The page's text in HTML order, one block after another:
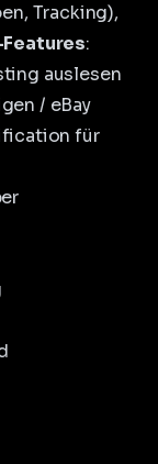
Tracking),
:
auslesen
/ eBay
für